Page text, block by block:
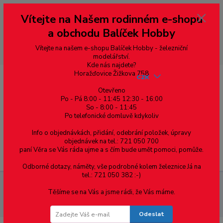
--- pro zákazníky ze Slovenska a jiných zemí, pokud chcete platit v eurech
přepněte si e-shop na euro 💶 pro přepočet měny - pravý horní roh ---
dobírky – pokud si z nějakého důvodu zásilku nevyzvednete, bude po
domluvě zaslána znovu s opětovnou platbou za poštovné, v opačném
případě bude zrušena a účet přidán na blacklist a rušeny následující
objednávky.
Menu
CZK
7985A drážka Ph
DIN 7985A-H, šroub s půlkulatou hlavou, křížová
drážka Phillips, ocel 4.8, zinek bílý, M2x20 mm
Vítejte na Našem rodinném e-shopu
a obchodu Balíček Hobby
Vítejte na našem e-shopu Balíček Hobby - železniční
modelářství.
Kde nás najdete?
Horažďovice Žižkova 758
Otevřeno
Po - Pá 8:00 - 11:45 12:30 - 16:00
So - 8:00 - 11:45
Po telefonické domluvě kdykoliv
Info o objednávkách, přidání, odebrání položek, úpravy
objednávek na tel.: 721 050 700
paní Věra se Vás ráda ujme a s čím bude umět pomoci, pomůže.
Odborné dotazy, náměty, vše podrobné kolem železnice Já na
tel.: 721 050 382 :-)
Těšíme se na Vás a jsme rádi, že Vás máme.
Odeslat